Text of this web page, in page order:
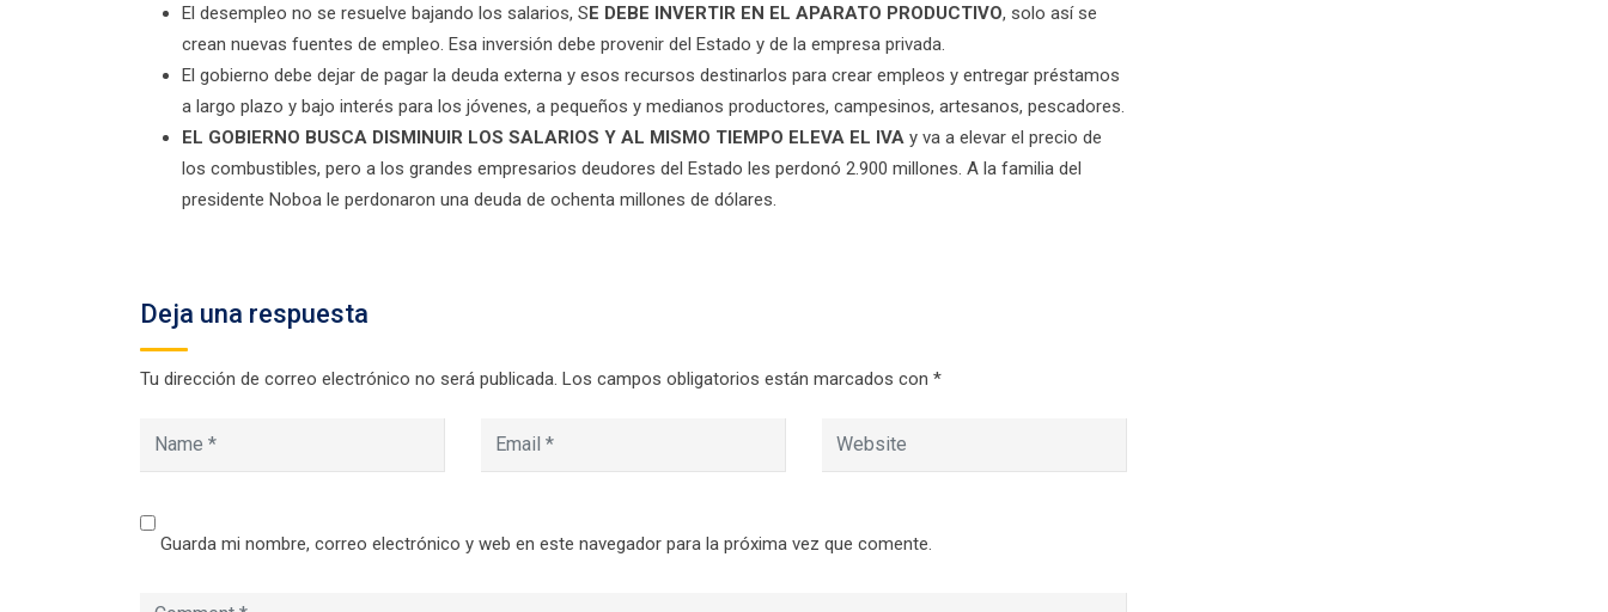
El desempleo no se resuelve bajando los salarios, SE DEBE INVERTIR EN EL APARATO PRODUCTIVO, solo así se
crean nuevas fuentes de empleo. Esa inversión debe provenir del Estado y de la empresa privada.
El gobierno debe dejar de pagar la deuda externa y esos recursos destinarlos para crear empleos y entregar préstamos
a largo plazo y bajo interés para los jóvenes, a pequeños y medianos productores, campesinos, artesanos, pescadores.
EL GOBIERNO BUSCA DISMINUIR LOS SALARIOS Y AL MISMO TIEMPO ELEVA EL IVA y va a elevar el precio de
los combustibles, pero a los grandes empresarios deudores del Estado les perdonó 2.900 millones. A la familia del
presidente Noboa le perdonaron una deuda de ochenta millones de dólares.
Deja una respuesta
Tu dirección de correo electrónico no será publicada. Los campos obligatorios están marcados con *
Guarda mi nombre, correo electrónico y web en este navegador para la próxima vez que comente.